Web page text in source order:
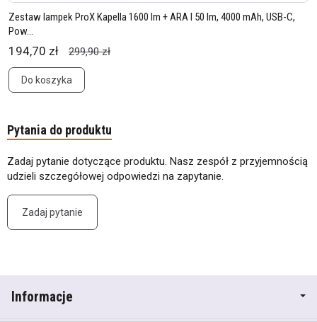
Zestaw lampek ProX Kapella 1600 lm + ARA I 50 lm, 4000 mAh, USB-C,
Pow...
194,70 zł 299,90 zł
Do koszyka
Pytania do produktu
Zadaj pytanie dotyczące produktu. Nasz zespół z przyjemnością
udzieli szczegółowej odpowiedzi na zapytanie.
Zadaj pytanie
Informacje